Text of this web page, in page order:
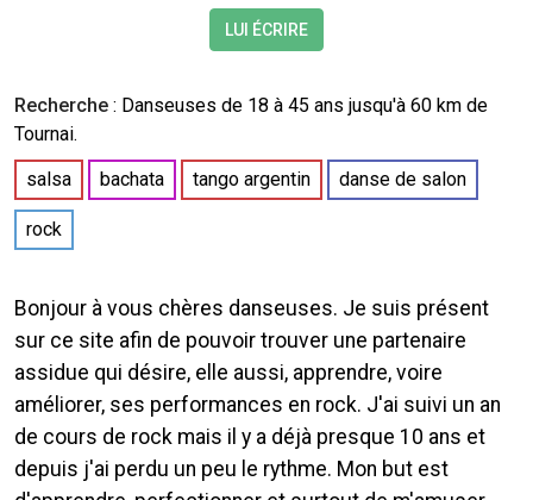
LUI ÉCRIRE
Recherche : Danseuses de 18 à 45 ans jusqu'à 60 km de
Tournai.
salsa
bachata tango argentin danse de salon
rock
Bonjour à vous chères danseuses. Je suis présent
sur ce site afin de pouvoir trouver une partenaire
assidue qui désire, elle aussi, apprendre, voire
améliorer, ses performances en rock. J'ai suivi un an
de cours de rock mais il y a déjà presque 10 ans et
depuis j'ai perdu un peu le rythme. Mon but est